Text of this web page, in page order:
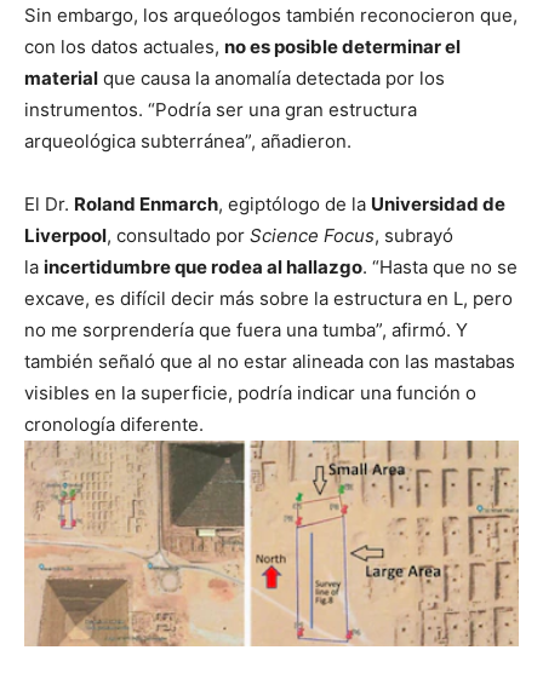
Sin embargo, los arqueólogos también reconocieron que,
con los datos actuales, no es posible determinar el
material que causa la anomalía detectada por los
instrumentos. “Podría ser una gran estructura
arqueológica subterránea”, añadieron.
El Dr. Roland Enmarch, egiptólogo de la Universidad de
Liverpool, consultado por Science Focus, subrayó
la incertidumbre que rodea al hallazgo. “Hasta que no se
excave, es difícil decir más sobre la estructura en L, pero
no me sorprendería que fuera una tumba”, afirmó. Y
también señaló que al no estar alineada con las mastabas
visibles en la superficie, podría indicar una función o
cronología diferente.